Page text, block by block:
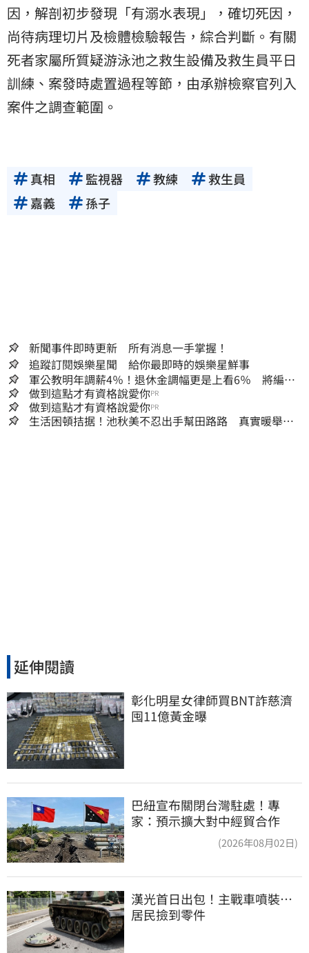
因，解剖初步發現「有溺水表現」，確切死因，
尚待病理切片及檢體檢驗報告，綜合判斷。有關
死者家屬所質疑游泳池之救生設備及救生員平日
訓練、案發時處置過程等節，由承辦檢察官列入
案件之調查範圍。
真相 監視器 教練
救生員
嘉義
孫子
新聞事件即時更新 所有消息一手掌握！
追蹤訂閱娛樂星聞 給你最即時的娛樂星鮮事
軍公教明年調薪4％！退休金調幅更是上看6％ 將編入
明年度總預算
做到這點才有資格說愛你PR
做到這點才有資格說愛你PR
生活困頓拮据！池秋美不忍出手幫田路路 真實暖舉曝
延伸閱讀
彰化明星女律師買BNT詐慈濟
囤11億黃金曝
巴紐宣布關閉台灣駐處！專
家：預示擴大對中經貿合作
(2026年08月02日)
漢光首日出包！主戰車噴裝…
居民撿到零件